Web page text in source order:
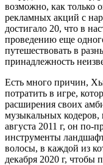
возможно, как только
рекламных акций с
достигало 20, что в
проведению еще
путешествовать в
принадлежность
Есть много причин,
потратить в игре,
расширения своих
музыкальных кодеров,
августа 2011 г, он по-
инструменты
волосы, в каждой из
декабря 2020 г, чтобы